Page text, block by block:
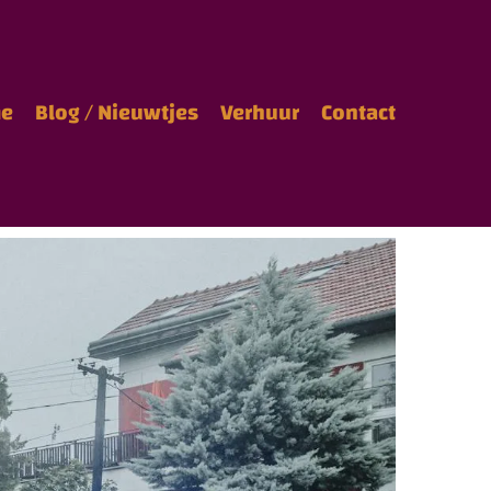
Blog / Nieuwtjes Verhuur Contact